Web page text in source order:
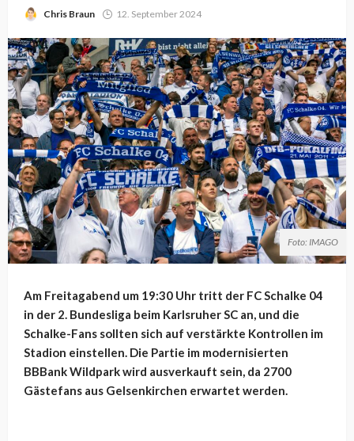
Chris Braun 12. September 2024
Foto: IMAGO
Am Freitagabend um 19:30 Uhr tritt der FC Schalke 04
in der 2. Bundesliga beim Karlsruher SC an, und die
Schalke-Fans sollten sich auf verstärkte Kontrollen im
Stadion einstellen. Die Partie im modernisierten
BBBank Wildpark wird ausverkauft sein, da 2700
Gästefans aus Gelsenkirchen erwartet werden.